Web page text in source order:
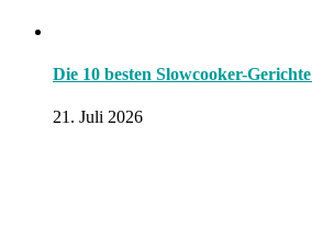
Die 10 besten Slowcooker-
21. Juli 2026